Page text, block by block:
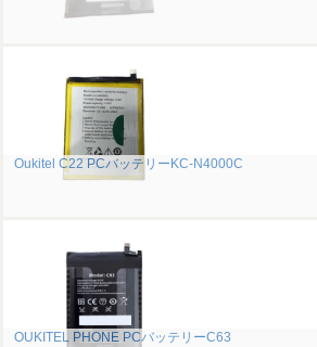
Oukitel C22 PCバッテリーKC-N4000C
OUKITEL PHONE PCバッテリーC63